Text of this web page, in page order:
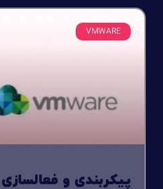
VMWARE
پیکربندی و فعالسازی SNMP در ESXI